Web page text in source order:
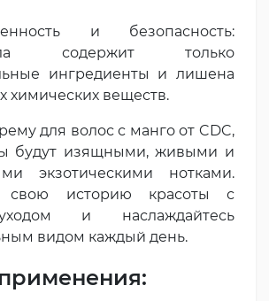
и безопасность:
содержит только
ингредиенты и лишена
химических веществ.
для волос с манго от CDC,
будут изящными, живыми и
экзотическими нотками.
свою историю красоты с
и наслаждайтесь
видом каждый день.